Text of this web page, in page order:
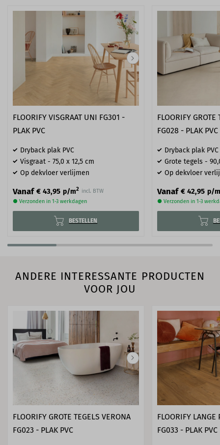
FLOORIFY VISGRAAT UNI FG301 -
PLAK PVC
Dryback plak PVC
Visgraat - 75,0 x 12,5 cm
Op dekvloer verlijmen
Vanaf € 43,95 p/m2 incl. BTW
● Verzonden in 1-3 werkdagen
BESTELLEN
FLOORIFY GROTE
FG028 - PLAK PVC
Dryback plak PVC
Grote tegels -
Op dekvloer
Vanaf € 42,95 p/m
● Verzonden in 1-3
ANDERE INTERESSANTE PRODUCTEN
VOOR JOU
FLOORIFY GROTE TEGELS VERONA
FG023 - PLAK PVC
FLOORIFY LANGE
FG033 - PLAK PVC